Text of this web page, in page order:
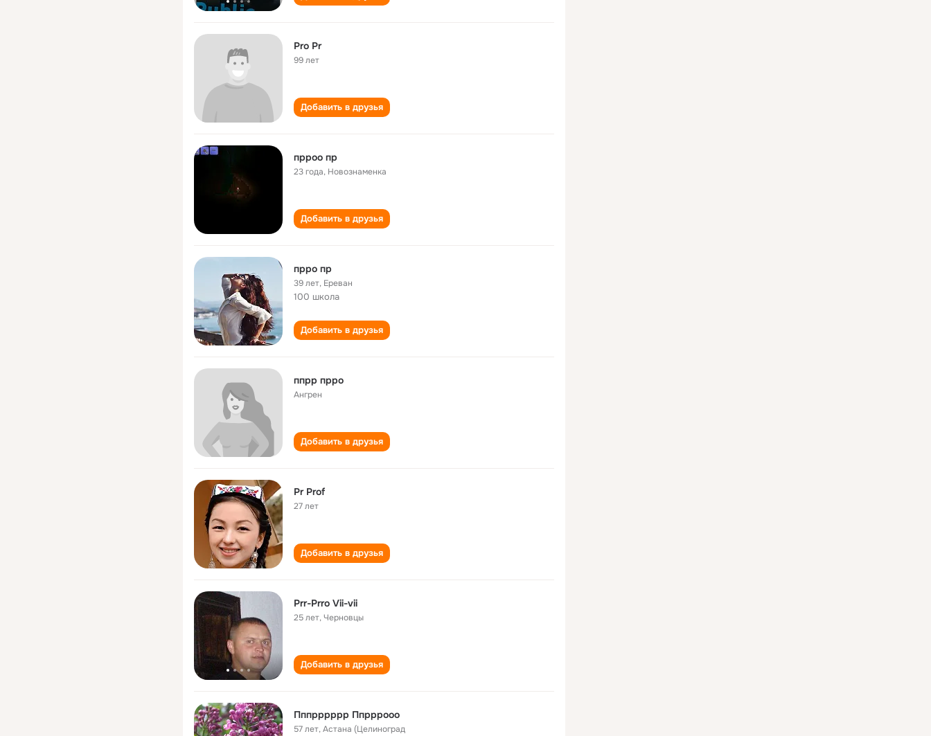
Pro Pr
99 лет
Добавить в друзья
прроо пр
23 года, Новознаменка
Добавить в друзья
прро пр
39 лет, Ереван
100 школа
Добавить в друзья
ппрр прро
Ангрен
Добавить в друзья
Pr Prof
27 лет
Добавить в друзья
Prr-Prro Vii-vii
25 лет,Черновцы
Добавить в друзья
Пппрррррр Ппрррооо
57 лет,Астана (Целиноград